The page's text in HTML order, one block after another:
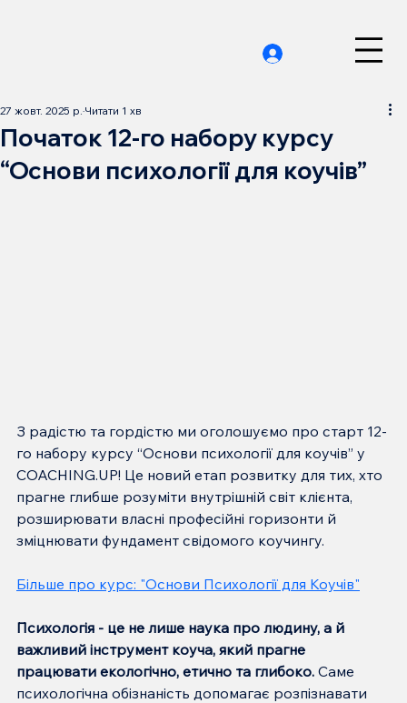
Початок 12-го набору курсу
“Основи психології для коучів”
27 жовт. 2025 р. Читати 1 хв
З радістю та гордістю ми оголошуємо про старт 12-
го набору курсу “Основи психології для коучів” у
COACHING.UP! Це новий етап розвитку для тих, хто
прагне глибше розуміти внутрішній світ клієнта,
розширювати власні професійні горизонти й
зміцнювати фундамент свідомого коучингу.
Більше про курс: "Основи Психології для Коучів"
Психологія - це не лише наука про людину, а й
важливий інструмент коуча, який прагне
працювати екологічно, етично та глибоко. Саме
психологічна обізнаність допомагає розпізнавати